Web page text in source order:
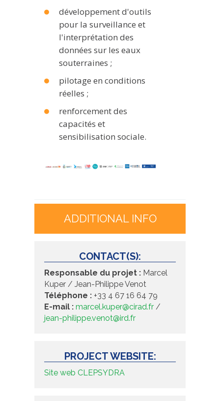
développement d'outils
pour la surveillance et
l'interprétation des
données sur les eaux
souterraines ;
pilotage en conditions
réelles ;
renforcement des
capacités et
sensibilisation sociale.
ADDITIONAL INFO
CONTACT(S):
Responsable du projet : Marcel
Kuper / Jean-Philippe Venot
Téléphone : +33 4 67 16 64 79
E-mail : marcel.kuper@cirad.fr /
jean-philippe.venot@ird.fr
PROJECT WEBSITE:
Site web CLEPSYDRA